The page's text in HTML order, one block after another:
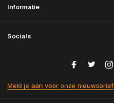
Informatie
Socials
Meld je aan voor onze nieuwsbrief